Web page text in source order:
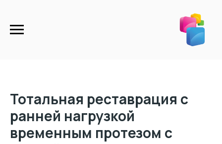
Тотальная реставрация с
ранней нагрузкой
временным протезом с